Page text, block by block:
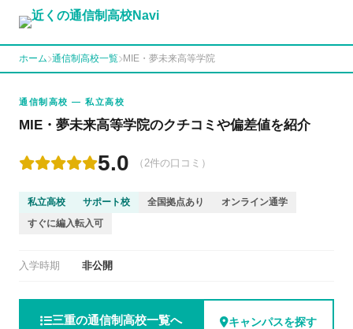
ホーム 通信制高校一覧 MIE・夢未来高等学院
通信制高校 — 私立高校
MIE・夢未来高等学院のクチコミや偏差値を紹介
5.0 （2件の口コミ）
私立高校 サポート校 全国拠点あり
オンライン通学
すぐに編入転入可
入学時期 非公開
三重の通信制高校一覧へ キャンパスを探す